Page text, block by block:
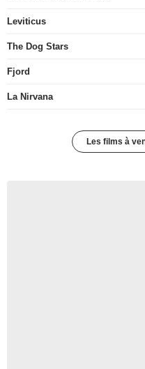
Leviticus
The Dog Stars
Fjord
La Nirvana
Les films à